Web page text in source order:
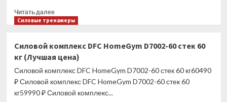
(Лучшая
цена)
Читать далееПрочитать
больше
комплекс
UNIX
Fit
(Лучшая
Силовые тренажеры
Силовой комплекс DFC HomeGym D7002-60 стек 60
кг (Лучшая цена)
Силовой комплекс DFC HomeGym D7002-60 стек 60 кг60490
₽ Силовой комплекс DFC HomeGym D7002-60 стек 60
кг59990 ₽ Силовой комплекс...